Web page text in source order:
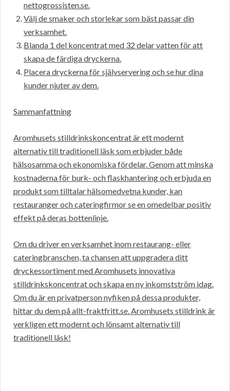
nettogrossisten.se.
Välj de smaker och storlekar som bäst passar din
verksamhet.
Blanda 1 del koncentrat med 32 delar vatten för att
skapa de färdiga dryckerna.
Placera dryckerna för självservering och se hur dina
kunder njuter av dem.
Sammanfattning
Aromhusets stilldrinkskoncentrat är ett modernt
alternativ till traditionell läsk som erbjuder både
hälsosamma och ekonomiska fördelar. Genom att minska
kostnaderna för burk- och flaskhantering och erbjuda en
produkt som tilltalar hälsomedvetna kunder, kan
restauranger och cateringfirmor se en omedelbar positiv
effekt på deras bottenlinje.
Om du driver en verksamhet inom restaurang- eller
cateringbranschen, ta chansen att uppgradera ditt
dryckessortiment med Aromhusets innovativa
stilldrinkskoncentrat och skapa en ny inkomstström idag.
Om du är en privatperson nyfiken på dessa produkter,
hittar du dem på allt-fraktfritt.se. Aromhusets stilldrink är
verkligen ett modernt och lönsamt alternativ till
traditionell läsk!